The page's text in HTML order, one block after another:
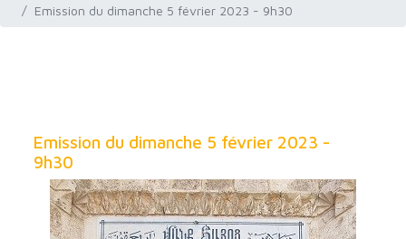
Emission du dimanche 5 février 2023 - 9h30
Emission du dimanche 5 février 2023 -
9h30